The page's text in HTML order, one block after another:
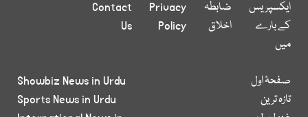
ایکسپریس
کے بارے
میں
ضابطہ
اخلاق
Privacy
Policy
Contact
Us
صفحۂ اول
تازہ ترین
Showbiz News in Urdu
Sports News in Urdu